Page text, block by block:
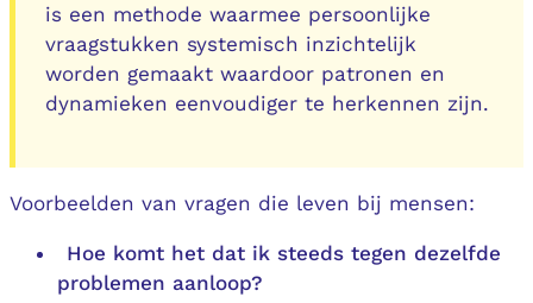
is een methode waarmee persoonlijke
vraagstukken systemisch inzichtelijk
worden gemaakt waardoor patronen en
dynamieken eenvoudiger te herkennen zijn.
Voorbeelden van vragen die leven bij mensen:
Hoe komt het dat ik steeds tegen dezelfde
problemen aanloop?